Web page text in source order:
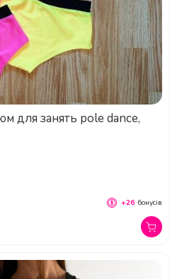
+26 бонусів